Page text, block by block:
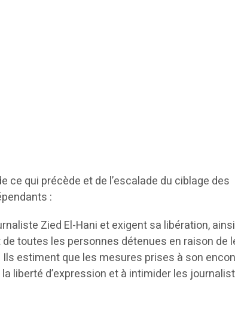
ce qui précède et de l’escalade du ciblage des
:
Zied El-Hani et exigent sa libération,
toutes les personnes détenues en raison de
estiment que les mesures prises à son
liberté d’expression et à intimider les